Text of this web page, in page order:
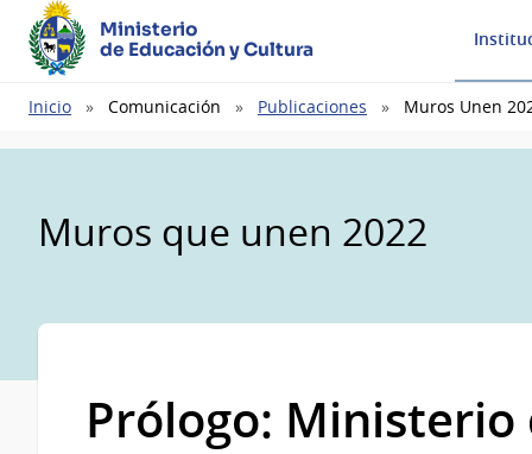
Ministerio
de Educación y Cultura
Ruta
Inicio Comunicación Publicaciones Muros Unen
Muros que unen 2022
Prólogo: Ministerio